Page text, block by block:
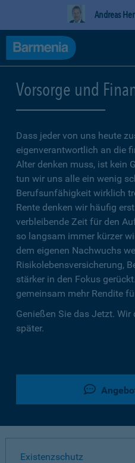
Andreas
Vorsorge und
Dass jeder von uns heute
eigenverantwortlich an die
Alter denken muss, ist kein
tun wir uns alle ein wenig
Berufsunfähigkeit wirklich
Rente denken wir häufig
verbleibende Zeit für den
so langsam immer kürzer
dem eigenen Nachwuchs
Risikolebensversicherung,
stärker in den Fokus
gemeinsam mehr Rendite
Genießen Sie das Jetzt.
später.
Existenzschutz